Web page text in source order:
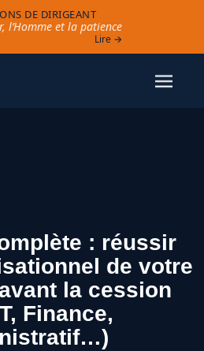
DE DIRIGEANT
l’Homme et la patience
Lire →
: réussir
de votre
la cession
Finance,